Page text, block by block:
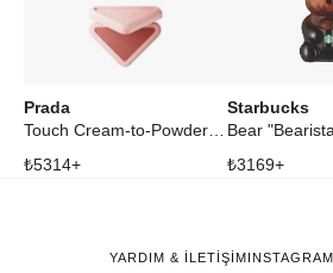
Prada
Touch Cream-to-Powder Blush Soft Mauve
₺5314+
Starbucks
₺3169+
YARDIM & İLETİŞİM INSTAGRAM